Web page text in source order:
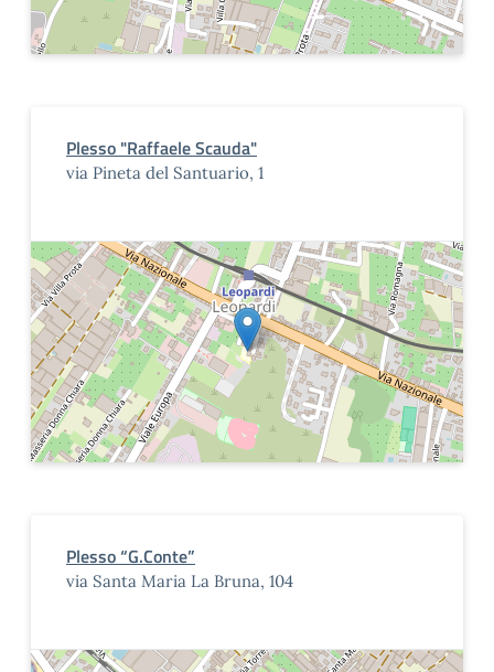
Plesso "Raffaele Scauda"
via Pineta del Santuario, 1
Plesso “G.Conte”
via Santa Maria La Bruna, 104